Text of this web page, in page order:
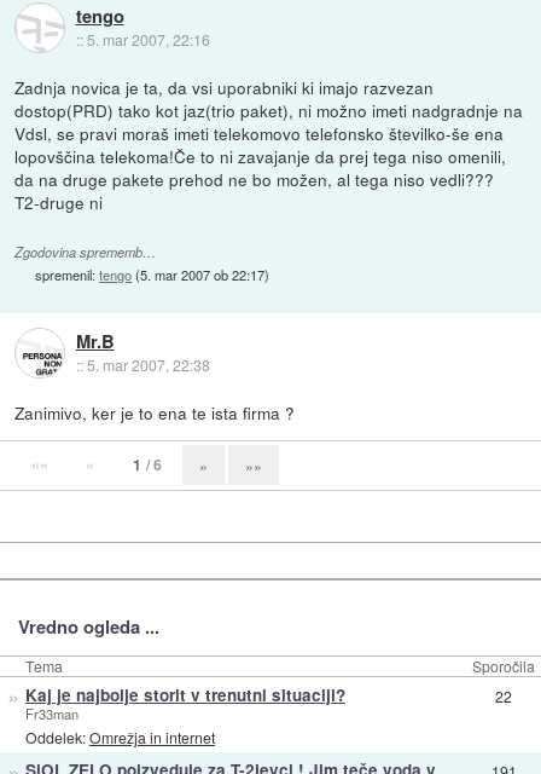
tengo
:: 5. mar 2007, 22:16
Zadnja novica je ta, da vsi uporabniki ki imajo razvezan
dostop(PRD) tako kot jaz(trio paket), ni možno imeti nadgradnje na
Vdsl, se pravi moraš imeti telekomovo telefonsko številko-še ena
lopovščina telekoma!Če to ni zavajanje da prej tega niso omenili,
da na druge pakete prehod ne bo možen, al tega niso vedli???
T2-druge ni
Zgodovina sprememb…
spremenil:tengo(5. mar 2007 ob 22:17)
Mr.B
::5. mar 2007, 22:38
Zanimivo, ker je to ena te ista firma ?
«« « 1 / 6 » »»
Vredno ogleda ...
Tema Sporočila
» Kaj je najbolje storit v trenutni situaciji?
Fr33man
Oddelek:Omrežja in internet
22